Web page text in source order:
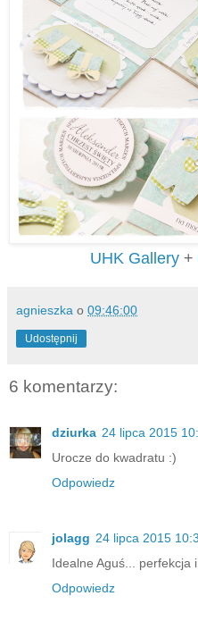
UHK Gallery +
agnieszka o 09:46:00
Udostępnij
6 komentarzy:
dziurka 24 lipca 2015
Urocze do kwadratu :)
Odpowiedz
jolagg 24 lipca 2015
Idealne Aguś... perfekcja
Odpowiedz